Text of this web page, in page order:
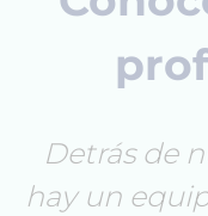
Detrás de
hay un